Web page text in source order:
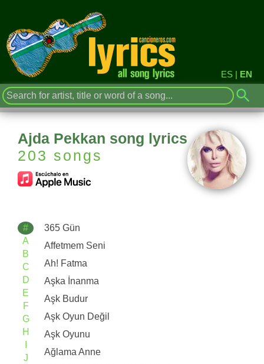
ES | EN
Ajda Pekkan song lyrics
203 songs
#
A
B
C
D
E
F
G
H
J
365 Gün
Affetmem Seni
Ah! Fatma
Aşka İnanma
Aşk Budur
Aşk Oyun Değil
Aşk Oyunu
Ağlama Anne